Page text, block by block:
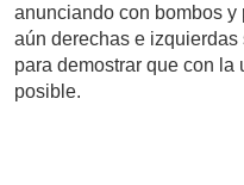
anunciando con bombos
aún derechas e
para demostrar que con la
posible.